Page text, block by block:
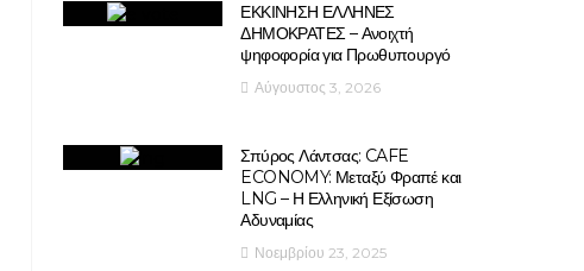
ΕΚΚΙΝΗΣΗ ΕΛΛΗΝΕΣ
ΔΗΜΟΚΡΑΤΕΣ – Ανοιχτή
ψηφοφορία για Πρωθυπουργό
Αύγουστος 3, 2026
Σπύρος Λάντσας: CAFE
ECONOMY: Μεταξύ Φραπέ και
LNG – Η Ελληνική Εξίσωση
Αδυναμίας
Νοεμβρίου 23, 2025